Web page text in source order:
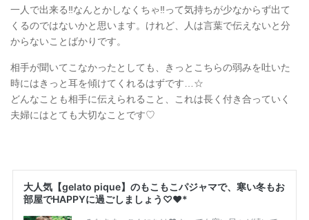
一人で出来る‼︎なんとかしなくちゃ‼︎って気持ちが少なからず出て
くるのではないかと思います。けれど、人は言葉で伝えないと分
からないことばかりです。
相手が聞いてこなかったとしても、きっとこちらの弱みを吐いた
時にはきっと耳を傾けてくれるはずです…☆
どんなことも相手に伝えられること、これは長く付き合っていく
夫婦にはとても大切なことです♡